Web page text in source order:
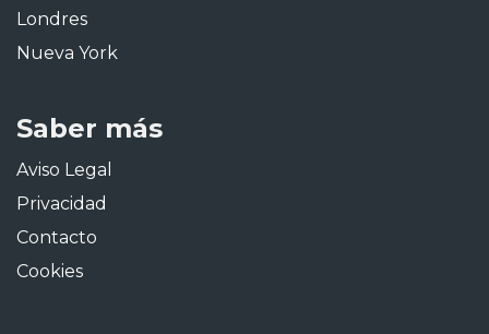
Londres
Nueva York
Saber más
Aviso Legal
Privacidad
Contacto
Cookies